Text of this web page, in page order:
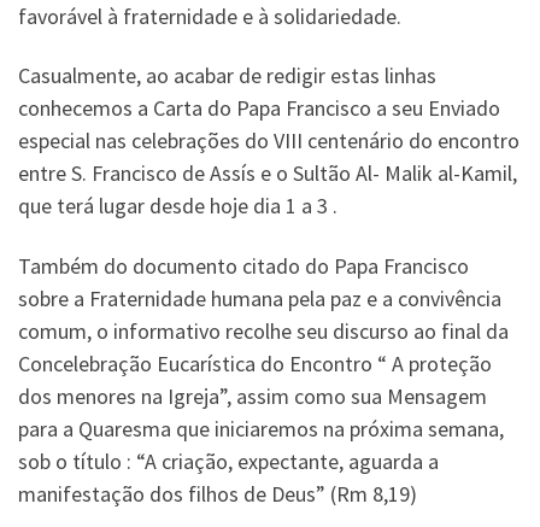
favorável à fraternidade e à solidariedade.
Casualmente, ao acabar de redigir estas linhas
conhecemos a Carta do Papa Francisco a seu Enviado
especial nas celebrações do VIII centenário do encontro
entre S. Francisco de Assís e o Sultão Al- Malik al-Kamil,
que terá lugar desde hoje dia 1 a 3 .
Também do documento citado do Papa Francisco
sobre a Fraternidade humana pela paz e a convivência
comum, o informativo recolhe seu discurso ao final da
Concelebração Eucarística do Encontro “ A proteção
dos menores na Igreja”, assim como sua Mensagem
para a Quaresma que iniciaremos na próxima semana,
sob o título : “A criação, expectante, aguarda a
manifestação dos filhos de Deus” (Rm 8,19)